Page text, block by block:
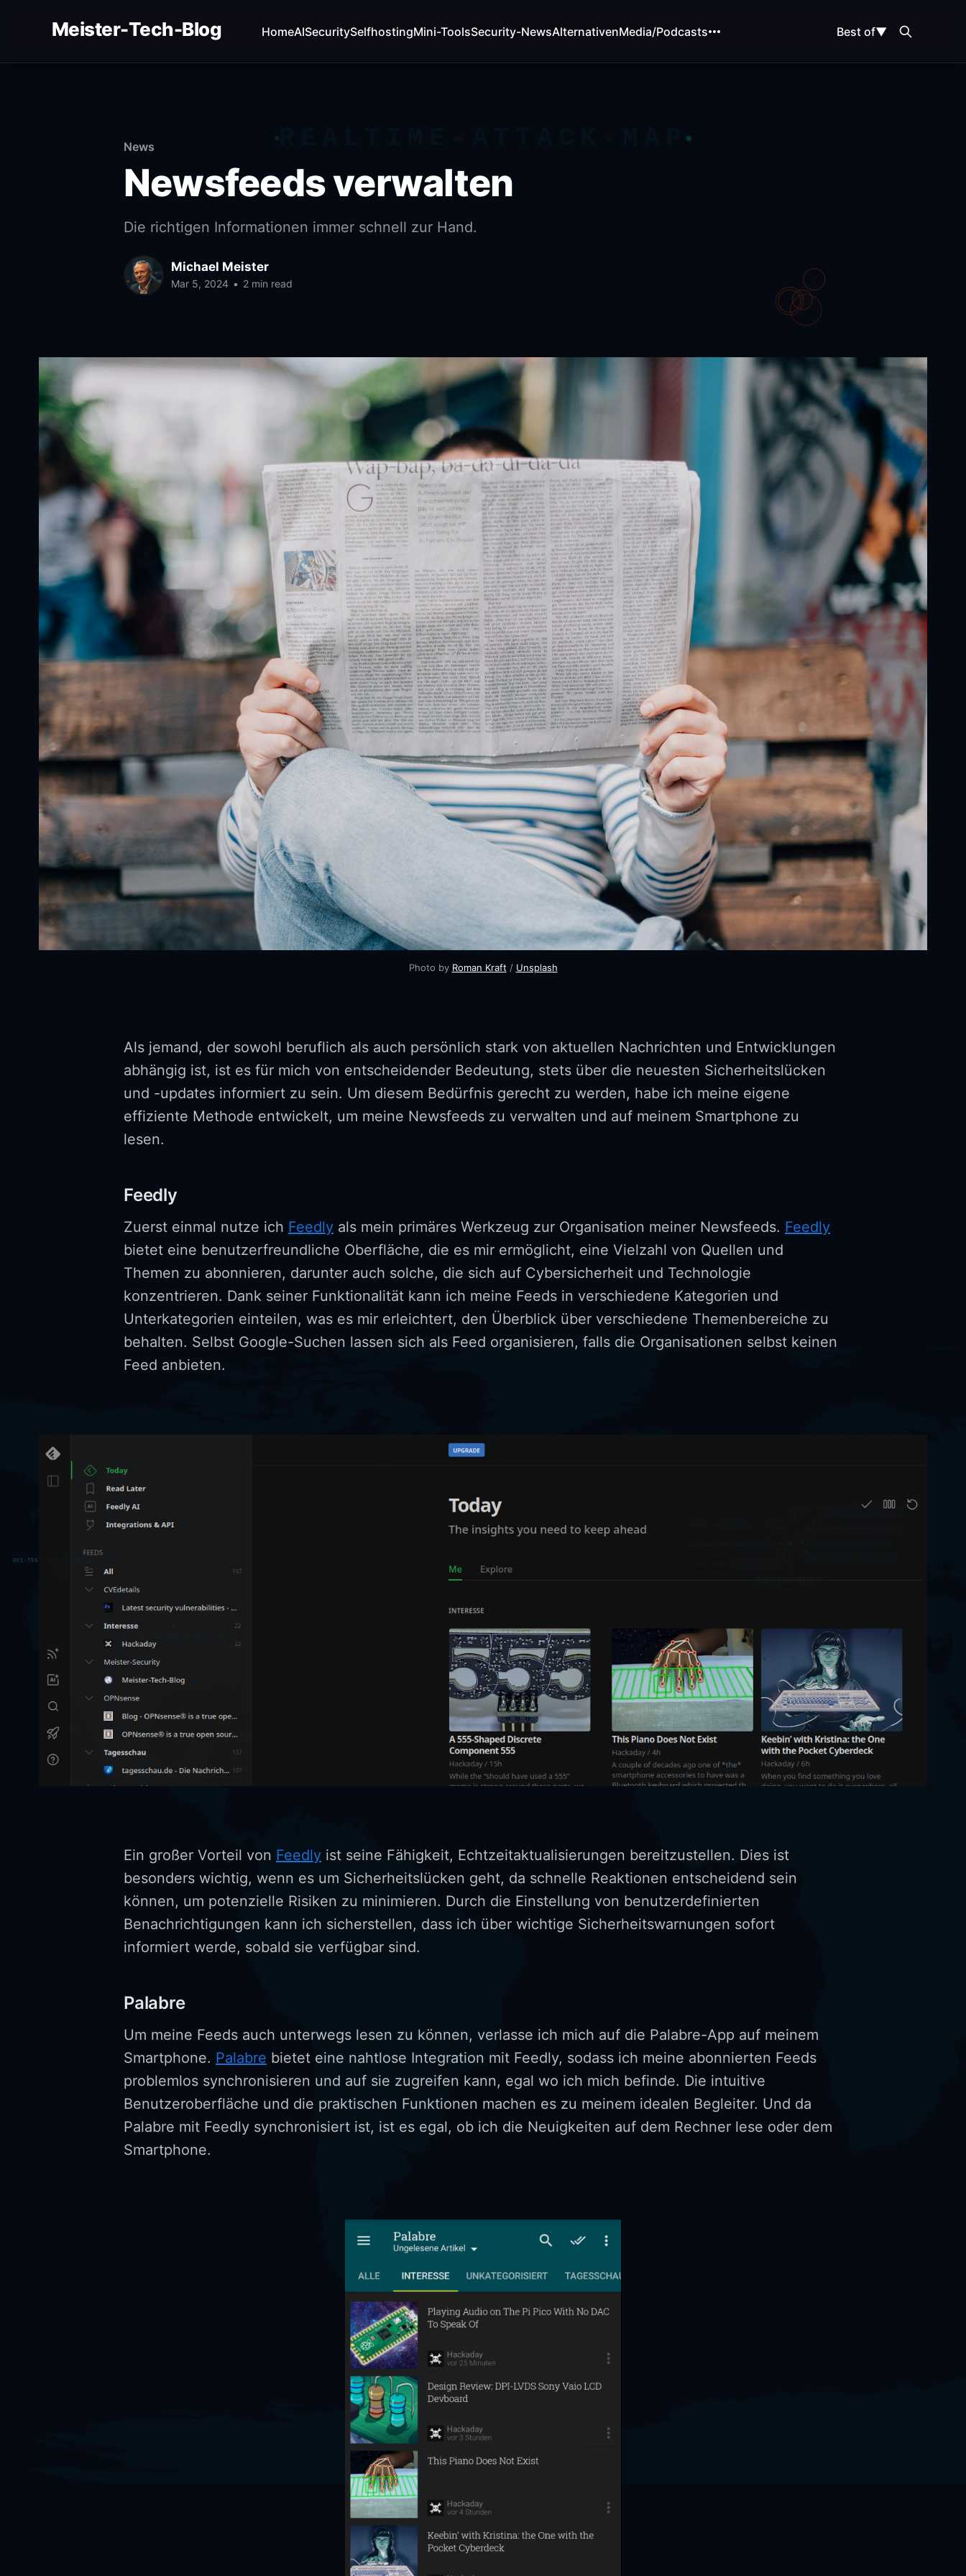
REALTIME-ATTACK-MAP
Meister-Tech-Blog HomeAISecuritySelfhostingMini-ToolsSecurity-NewsAlternativenMedia/Podcasts Best of▼
News
Newsfeeds verwalten
Die richtigen Informationen immer schnell zur Hand.
Michael Meister
Mar 5, 2024 • 2 min read
Photo by Roman Kraft / Unsplash
Als jemand, der sowohl beruflich als auch persönlich stark von aktuellen Nachrichten und Entwicklungen
abhängig ist, ist es für mich von entscheidender Bedeutung, stets über die neuesten Sicherheitslücken
und -updates informiert zu sein. Um diesem Bedürfnis gerecht zu werden, habe ich meine eigene
effiziente Methode entwickelt, um meine Newsfeeds zu verwalten und auf meinem Smartphone zu
lesen.
Feedly
Zuerst einmal nutze ich Feedly als mein primäres Werkzeug zur Organisation meiner Newsfeeds. Feedly
bietet eine benutzerfreundliche Oberfläche, die es mir ermöglicht, eine Vielzahl von Quellen und
Themen zu abonnieren, darunter auch solche, die sich auf Cybersicherheit und Technologie
konzentrieren. Dank seiner Funktionalität kann ich meine Feeds in verschiedene Kategorien und
Unterkategorien einteilen, was es mir erleichtert, den Überblick über verschiedene Themenbereiche zu
behalten. Selbst Google-Suchen lassen sich als Feed organisieren, falls die Organisationen selbst keinen
Feed anbieten.
Ein großer Vorteil von Feedly ist seine Fähigkeit, Echtzeitaktualisierungen bereitzustellen. Dies ist
besonders wichtig, wenn es um Sicherheitslücken geht, da schnelle Reaktionen entscheidend sein
können, um potenzielle Risiken zu minimieren. Durch die Einstellung von benutzerdefinierten
Benachrichtigungen kann ich sicherstellen, dass ich über wichtige Sicherheitswarnungen sofort
informiert werde, sobald sie verfügbar sind.
Palabre
Um meine Feeds auch unterwegs lesen zu können, verlasse ich mich auf die Palabre-App auf meinem
Smartphone. Palabre bietet eine nahtlose Integration mit Feedly, sodass ich meine abonnierten Feeds
problemlos synchronisieren und auf sie zugreifen kann, egal wo ich mich befinde. Die intuitive
Benutzeroberfläche und die praktischen Funktionen machen es zu meinem idealen Begleiter. Und da
Palabre mit Feedly synchronisiert ist, ist es egal, ob ich die Neuigkeiten auf dem Rechner lese oder dem
Smartphone.